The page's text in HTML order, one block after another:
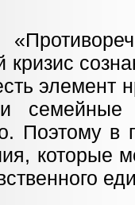
кризис
элемент
и
Поэтому
которые